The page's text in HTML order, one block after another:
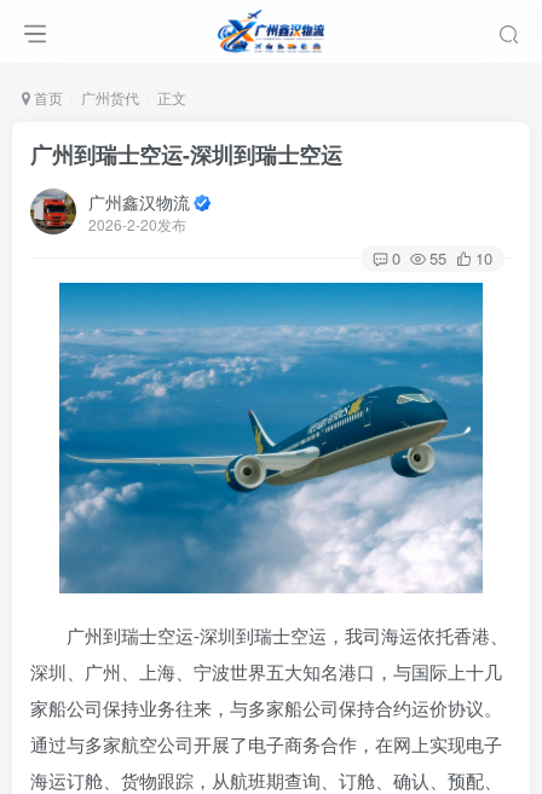
首页 广州货代 正文
广州到瑞士空运-深圳到瑞士空运
广州鑫汉物流
2026-2-20发布
0 55 10
广州到瑞士空运-深圳到瑞士空运，我司海运依托香港、
深圳、广州、上海、宁波世界五大知名港口，与国际上十几
家船公司保持业务往来，与多家船公司保持合约运价协议。
通过与多家航空公司开展了电子商务合作，在网上实现电子
海运订舱、货物跟踪，从航班期查询、订舱、确认、预配、